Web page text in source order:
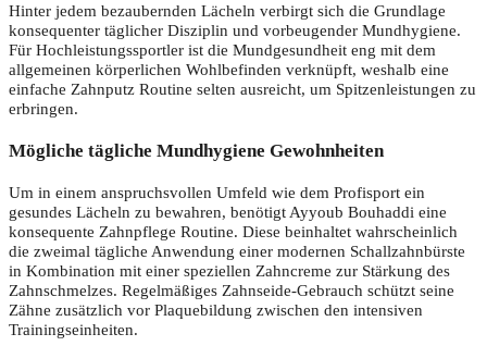
Hinter jedem bezaubernden Lächeln verbirgt sich die Grundlage
konsequenter täglicher Disziplin und vorbeugender Mundhygiene.
Für Hochleistungssportler ist die Mundgesundheit eng mit dem
allgemeinen körperlichen Wohlbefinden verknüpft, weshalb eine
einfache Zahnputz Routine selten ausreicht, um Spitzenleistungen zu
erbringen.
Mögliche tägliche Mundhygiene Gewohnheiten
Um in einem anspruchsvollen Umfeld wie dem Profisport ein
gesundes Lächeln zu bewahren, benötigt Ayyoub Bouhaddi eine
konsequente Zahnpflege Routine. Diese beinhaltet wahrscheinlich
die zweimal tägliche Anwendung einer modernen Schallzahnbürste
in Kombination mit einer speziellen Zahncreme zur Stärkung des
Zahnschmelzes. Regelmäßiges Zahnseide-Gebrauch schützt seine
Zähne zusätzlich vor Plaquebildung zwischen den intensiven
Trainingseinheiten.